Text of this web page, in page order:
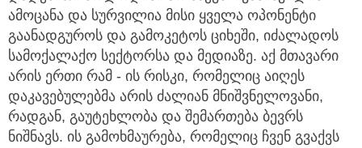
ამოცანა და სურვილია მისი ყველა ოპონენტი
გაანადგუროს და გამოკეტოს ციხეში, იძალადოს
სამოქალაქო სექტორსა და მედიაზე. აქ მთავარი
არის ერთი რამ - ის რისკი, რომელიც აიღეს
დაკავებულებმა არის ძალიან მნიშვნელოვანი,
რადგან, გაუტეხლობა და შემართება ბევრს
ნიშნავს. ის გამოხმაურება, რომელიც ჩვენ გვაქვს